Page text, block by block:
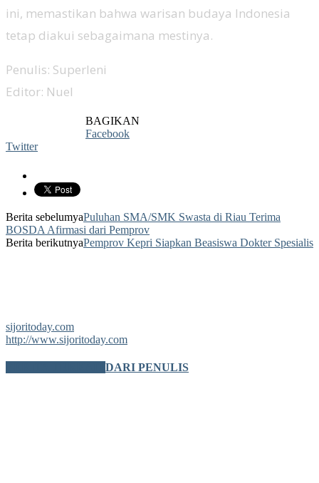
ini, memastikan bahwa warisan budaya Indonesia
tetap diakui sebagaimana mestinya.
Penulis: Superleni
Editor: Nuel
BAGIKAN
Facebook
Twitter
Berita sebelumyaPuluhan SMA/SMK Swasta di Riau Terima
BOSDA Afirmasi dari Pemprov
Berita berikutnyaPemprov Kepri Siapkan Beasiswa Dokter Spesialis
sijoritoday.com
http://www.sijoritoday.com
DARI PENULIS